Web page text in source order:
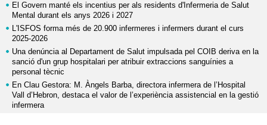
El Govern manté els incentius per als residents d'Infermeria de Salut
Mental durant els anys 2026 i 2027
L'ISFOS forma més de 20.900 infermeres i infermers durant el curs
2025-2026
Una denúncia al Departament de Salut impulsada pel COIB deriva en la
sanció d'un grup hospitalari per atribuir extraccions sanguínies a
personal tècnic
En Clau Gestora: M. Àngels Barba, directora infermera de l’Hospital
Vall d’Hebron, destaca el valor de l’experiència assistencial en la gestió
infermera